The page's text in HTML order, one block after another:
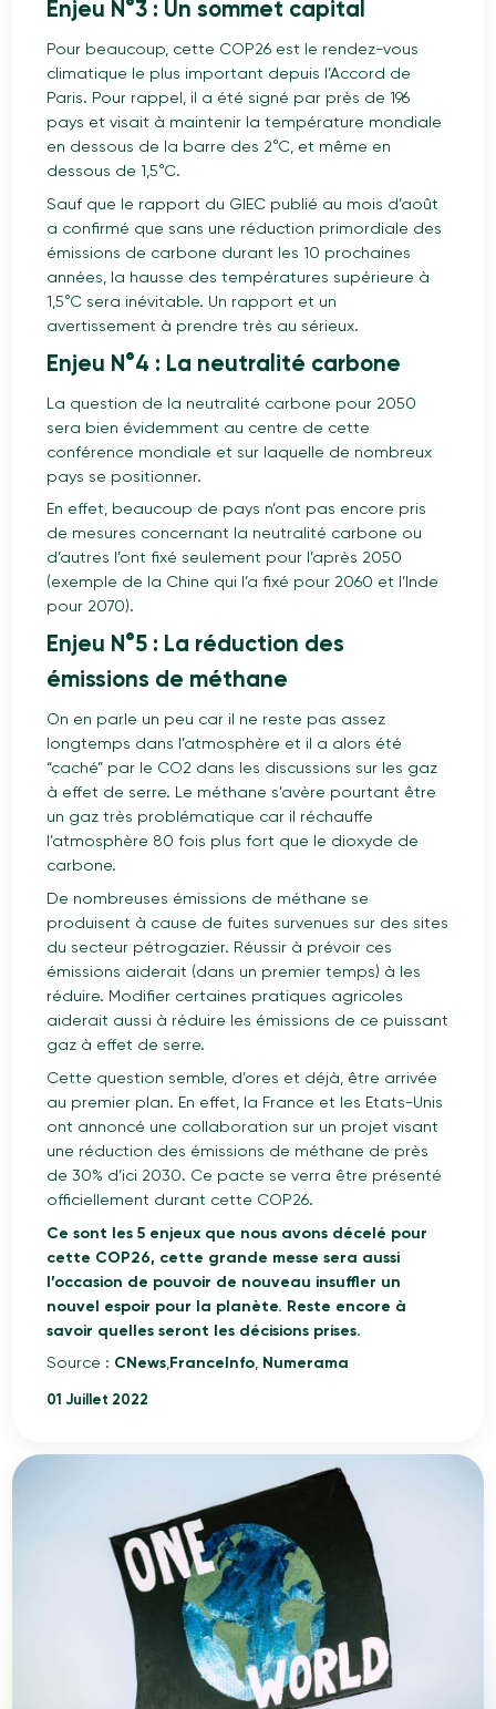
Enjeu N°3 : Un sommet capital
Pour beaucoup, cette COP26 est le rendez-vous
climatique le plus important depuis l’Accord de
Paris. Pour rappel, il a été signé par près de 196
pays et visait à maintenir la température mondiale
en dessous de la barre des 2°C, et même en
dessous de 1,5°C.
Sauf que le rapport du GIEC publié au mois d’août
a confirmé que sans une réduction primordiale des
émissions de carbone durant les 10 prochaines
années, la hausse des températures supérieure à
1,5°C sera inévitable. Un rapport et un
avertissement à prendre très au sérieux.
Enjeu N°4 : La neutralité carbone
La question de la neutralité carbone pour 2050
sera bien évidemment au centre de cette
conférence mondiale et sur laquelle de nombreux
pays se positionner.
En effet, beaucoup de pays n’ont pas encore pris
de mesures concernant la neutralité carbone ou
d’autres l’ont fixé seulement pour l’après 2050
(exemple de la Chine qui l’a fixé pour 2060 et l’Inde
pour 2070).
Enjeu N°5 : La réduction des
émissions de méthane
On en parle un peu car il ne reste pas assez
longtemps dans l’atmosphère et il a alors été
“caché” par le CO2 dans les discussions sur les gaz
à effet de serre. Le méthane s’avère pourtant être
un gaz très problématique car il réchauffe
l’atmosphère 80 fois plus fort que le dioxyde de
carbone.
De nombreuses émissions de méthane se
produisent à cause de fuites survenues sur des sites
du secteur pétrogazier. Réussir à prévoir ces
émissions aiderait (dans un premier temps) à les
réduire. Modifier certaines pratiques agricoles
aiderait aussi à réduire les émissions de ce puissant
gaz à effet de serre.
Cette question semble, d’ores et déjà, être arrivée
au premier plan. En effet, la France et les Etats-Unis
ont annoncé une collaboration sur un projet visant
une réduction des émissions de méthane de près
de 30% d’ici 2030. Ce pacte se verra être présenté
officiellement durant cette COP26.
Ce sont les 5 enjeux que nous avons décelé pour
cette COP26, cette grande messe sera aussi
l’occasion de pouvoir de nouveau insuffler un
nouvel espoir pour la planète. Reste encore à
savoir quelles seront les décisions prises.
Source : CNews,FranceInfo, Numerama
01 Juillet 2022